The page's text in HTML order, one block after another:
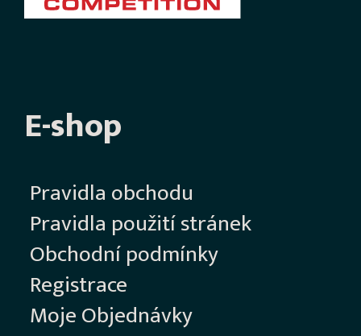
E-shop
Pravidla obchodu
Pravidla použití stránek
Obchodní podmínky
Registrace
Moje Objednávky